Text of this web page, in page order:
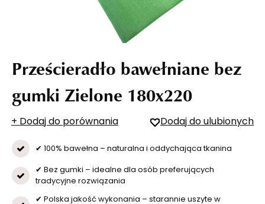
Prześcieradło bawełniane bez
gumki Zielone 180x220
+ Dodaj do porównania Dodaj do ulubionych
✔ 100% bawełna – naturalna i oddychająca tkanina
✔ Bez gumki – idealne dla osób preferujących
tradycyjne rozwiązania
✔ Polska jakość wykonania – starannie uszyte w